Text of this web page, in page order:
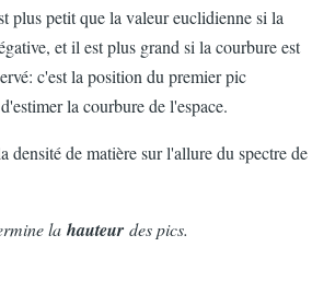
plus petit que la valeur euclidienne si la
et il est plus grand si la courbure est
c'est la position du premier pic
la courbure de l'espace.
la hauteur des pics.